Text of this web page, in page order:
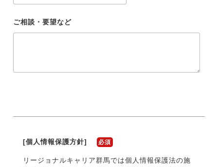
ご相談・要望など
[個人情報保護方針] 必須
リージョナルキャリア群馬では個人情報保護法の施